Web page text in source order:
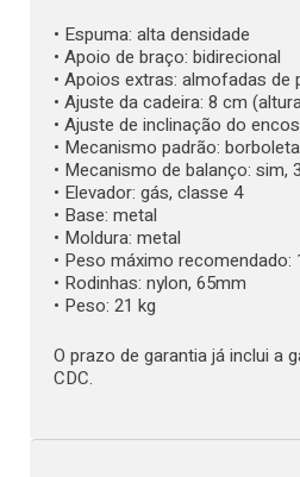
• Espuma: alta densidade
• Apoio de braço: bidirecional
• Apoios extras: almofadas
• Ajuste da cadeira: 8 cm
• Ajuste de inclinação do
• Mecanismo padrão: borboleta
• Mecanismo de balanço: sim,
• Elevador: gás, classe 4
• Base: metal
• Moldura: metal
• Peso máximo recomendado:
• Rodinhas: nylon, 65mm
• Peso: 21 kg
O prazo de garantia já inclui a
CDC.